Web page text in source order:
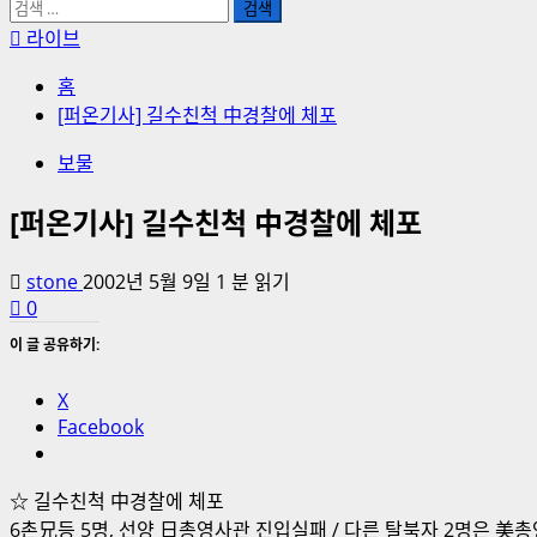
검
색:라이브
홈
[퍼온기사] 길수친척 中경찰에 체포
보물
[퍼온기사] 길수친척 中경찰에 체포
stone2002년 5월 9일 1 분 읽기
0
이 글 공유하기:
X
Facebook
☆ 길수친척 中경찰에 체포
6촌兄등 5명, 선양 日총영사관 진입실패 / 다른 탈북자 2명은 美